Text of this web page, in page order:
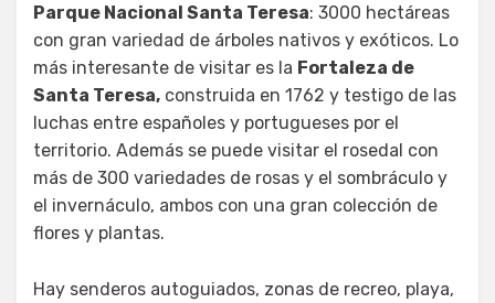
Parque Nacional Santa Teresa: 3000 hectáreas
con gran variedad de árboles nativos y exóticos. Lo
más interesante de visitar es la Fortaleza de
Santa Teresa, construida en 1762 y testigo de las
luchas entre españoles y portugueses por el
territorio. Además se puede visitar el rosedal con
más de 300 variedades de rosas y el sombráculo y
el invernáculo, ambos con una gran colección de
flores y plantas.
Hay senderos autoguiados, zonas de recreo, playa,